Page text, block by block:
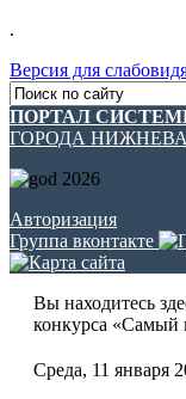
.
Версия для
ПОРТАЛ
ГОРОДА
Авторизация
Группа вконтакте
Вы находитесь
конкурса «Самый
Среда, 11 января